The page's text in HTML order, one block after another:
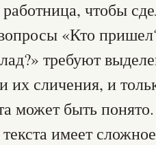
чтобы
«Кто
требуют
сличения, и
может быть
имеет